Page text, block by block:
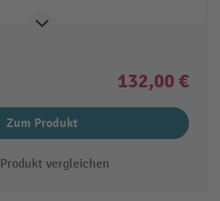
132,00 €
Zum Produkt
Produkt vergleichen